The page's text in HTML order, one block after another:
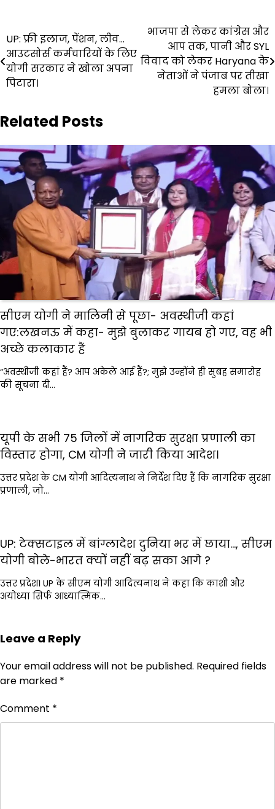
Post
navigation
UP: फ्री इलाज, पेंशन, लीव…
आउटसोर्स कर्मचारियों के लिए
योगी सरकार ने खोला अपना
पिटारा।
भाजपा से लेकर कांग्रेस और
आप तक, पानी और SYL
विवाद को लेकर Haryana के
नेताओं ने पंजाब पर तीखा
हमला बोला।
Related Posts
सीएम योगी ने मालिनी से पूछा- अवस्थीजी कहां
गए:लखनऊ में कहा- मुझे बुलाकर गायब हो गए, वह भी
अच्छे कलाकार हैं
“अवस्थीजी कहां हैं? आप अकेले आई हैं?; मुझे उन्होंने ही सुबह समारोह
की सूचना दी…
यूपी के सभी 75 जिलों में नागरिक सुरक्षा प्रणाली का
विस्तार होगा, CM योगी ने जारी किया आदेश।
उत्तर प्रदेश के CM योगी आदित्यनाथ ने निर्देश दिए हैं कि नागरिक सुरक्षा
प्रणाली, जो…
UP: टेक्सटाइल में बांग्लादेश दुनिया भर में छाया…, सीएम
योगी बोले-भारत क्यों नहीं बढ़ सका आगे ?
उत्तर प्रदेश। UP के सीएम योगी आदित्यनाथ ने कहा कि काशी और
अयोध्या सिर्फ आध्यात्मिक…
Leave a Reply
Your email address will not be published. Required fields
are marked *
Comment *